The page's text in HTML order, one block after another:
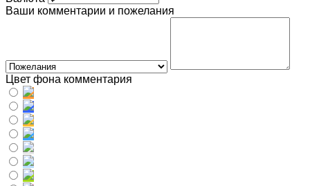
Ваши комментарии и пожелания
Цвет фона комментария